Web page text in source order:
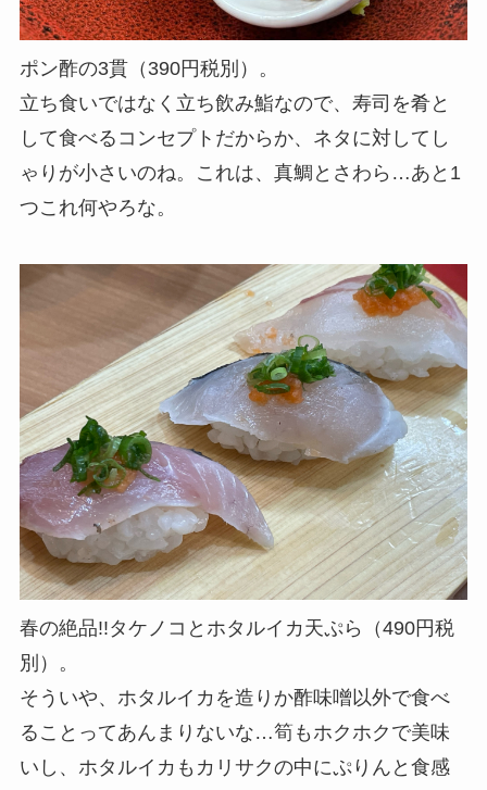
ポン酢の3貫（390円税別）。
立ち食いではなく立ち飲み鮨なので、寿司を肴と
して食べるコンセプトだからか、ネタに対してし
ゃりが小さいのね。これは、真鯛とさわら…あと1
つこれ何やろな。
春の絶品!!タケノコとホタルイカ天ぷら（490円税
別）。
そういや、ホタルイカを造りか酢味噌以外で食べ
ることってあんまりないな…筍もホクホクで美味
いし、ホタルイカもカリサクの中にぷりんと食感